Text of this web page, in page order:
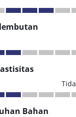
Bahan